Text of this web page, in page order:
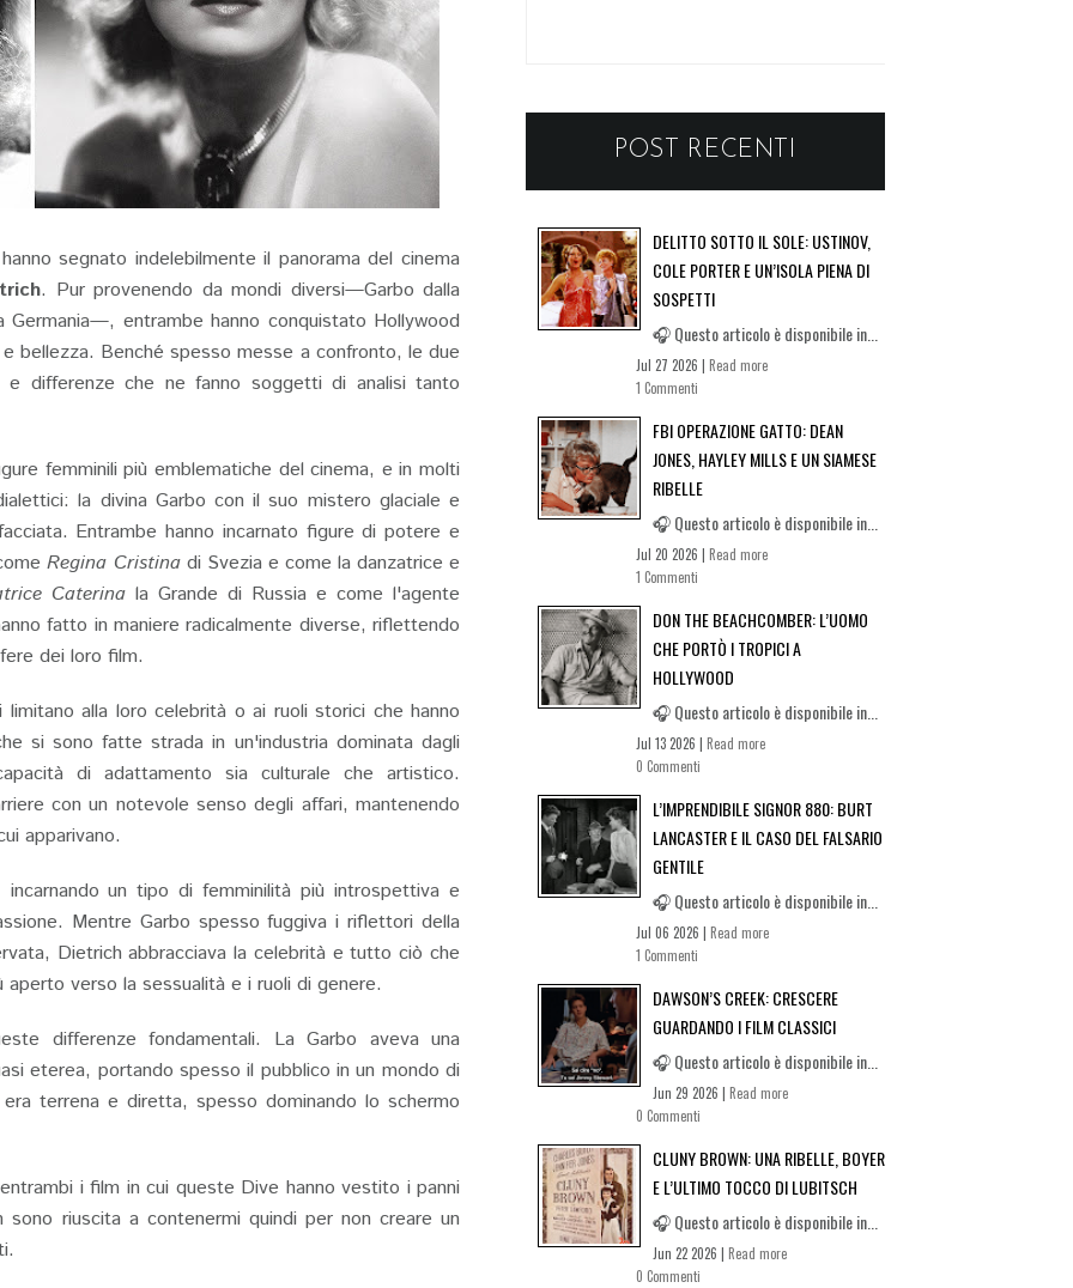
segnato indelebilmente il panorama del cinema
. Pur provenendo da mondi diversi—Garbo dalla
entrambe hanno conquistato Hollywood
bellezza. Benché spesso messe a confronto, le due
e differenze che ne fanno soggetti di analisi tanto
femminili più emblematiche del cinema, e in molti
la divina Garbo con il suo mistero glaciale e
Entrambe hanno incarnato figure di potere e
Regina Cristinadi Svezia e come la danzatrice e
Caterina la Grande di Russia e come l'agente
fatto in maniere radicalmente diverse, riflettendo
dei loro film.
alla loro celebrità o ai ruoli storici che hanno
si sono fatte strada in un'industria dominata dagli
di adattamento sia culturale che artistico.
con un notevole senso degli affari, mantenendo
apparivano.
un tipo di femminilità più introspettiva e
Mentre Garbo spesso fuggiva i riflettori della
Dietrich abbracciava la celebrità e tutto ciò che
verso la sessualità e i ruoli di genere.
differenze fondamentali. La Garbo aveva una
eterea, portando spesso il pubblico in un mondo di
terrena e diretta, spesso dominando lo schermo
i film in cui queste Dive hanno vestito i panni
riuscita a contenermi quindi per non creare un
POST RECENTI
DELITTO SOTTO IL SOLE: USTINOV,
COLE PORTER E UN’ISOLA PIENA DI
SOSPETTI
🎧 Questo articolo è disponibile in...
Jul 27 2026 | Read more
1 Commenti
FBI OPERAZIONE GATTO: DEAN
JONES, HAYLEY MILLS E UN SIAMESE
RIBELLE
🎧 Questo articolo è disponibile in...
Jul 20 2026 | Read more
1 Commenti
DON THE BEACHCOMBER: L’UOMO
CHE PORTÒ I TROPICI A
HOLLYWOOD
🎧 Questo articolo è disponibile in...
Jul 13 2026 | Read more
0 Commenti
L’IMPRENDIBILE SIGNOR 880: BURT
LANCASTER E IL CASO DEL FALSARIO
GENTILE
🎧 Questo articolo è disponibile in...
Jul 06 2026 | Read more
1 Commenti
DAWSON’S CREEK: CRESCERE
GUARDANDO I FILM CLASSICI
🎧 Questo articolo è disponibile in...
Jun 29 2026 | Read more
0 Commenti
CLUNY BROWN: UNA RIBELLE, BOYER
E L’ULTIMO TOCCO DI LUBITSCH
🎧 Questo articolo è disponibile in...
Jun 22 2026 | Read more
0 Commenti